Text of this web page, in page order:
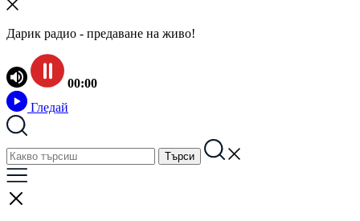
Дарик радио - предаване на живо!
00:00
Гледай